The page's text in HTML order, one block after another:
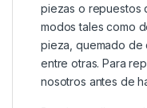
piezas o repuestos
modos tales como
pieza, quemado de
entre otras. Para
nosotros antes de